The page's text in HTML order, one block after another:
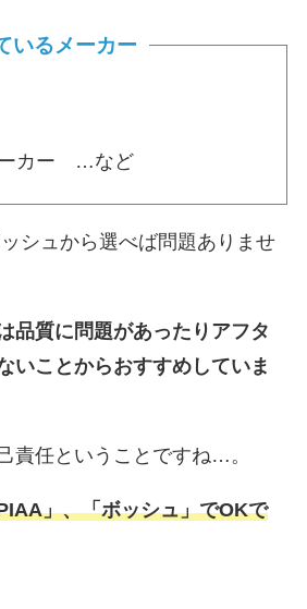
いるメーカー
ーカー …など
シュから選べば問題ありませ
品質に問題があったりアフタ
いことからおすすめしていま
責任ということですね…。
」、「ボッシュ」でOKで